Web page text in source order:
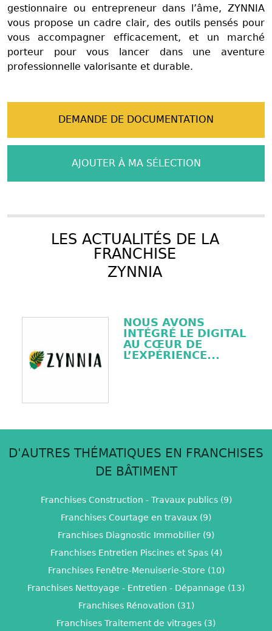
gestionnaire ou entrepreneur dans l’âme, ZYNNIA
vous propose un cadre clair, des outils pensés pour
vous accompagner efficacement, et un marché
porteur pour vous lancer dans une aventure
professionnelle valorisante et durable.
DEMANDE DE DOCUMENTATION
AJOUTER À MA SÉLECTION
LES ACTUALITÉS DE LA
FRANCHISE
ZYNNIA
NOUS AVONS
INTÉGRÉ LE DIGITAL
AU CŒUR DE
L’EXPÉRIENCE...
D'AUTRES THÉMATIQUES EN FRANCHISES
DE BÂTIMENT
Franchises Construction - Travaux publics (9)
Franchises Courtage en travaux (9)
Franchises Diagnostic Immobilier (9)
Franchises Entretien Piscines et Spas (4)
Franchises Fenêtre-Menuiserie-Store (10)
Franchises Nettoyage - Entretien - Dépannage (13)
Franchises Rénovation (31)
Franchises Traitement de vitrages (3)